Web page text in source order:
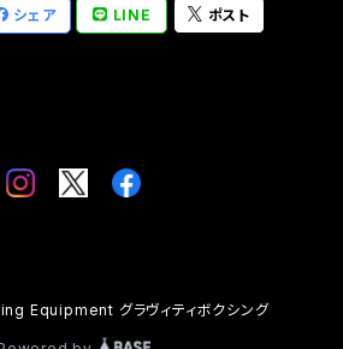
シェア LINE ポスト
Equipment グラヴィティボクシング